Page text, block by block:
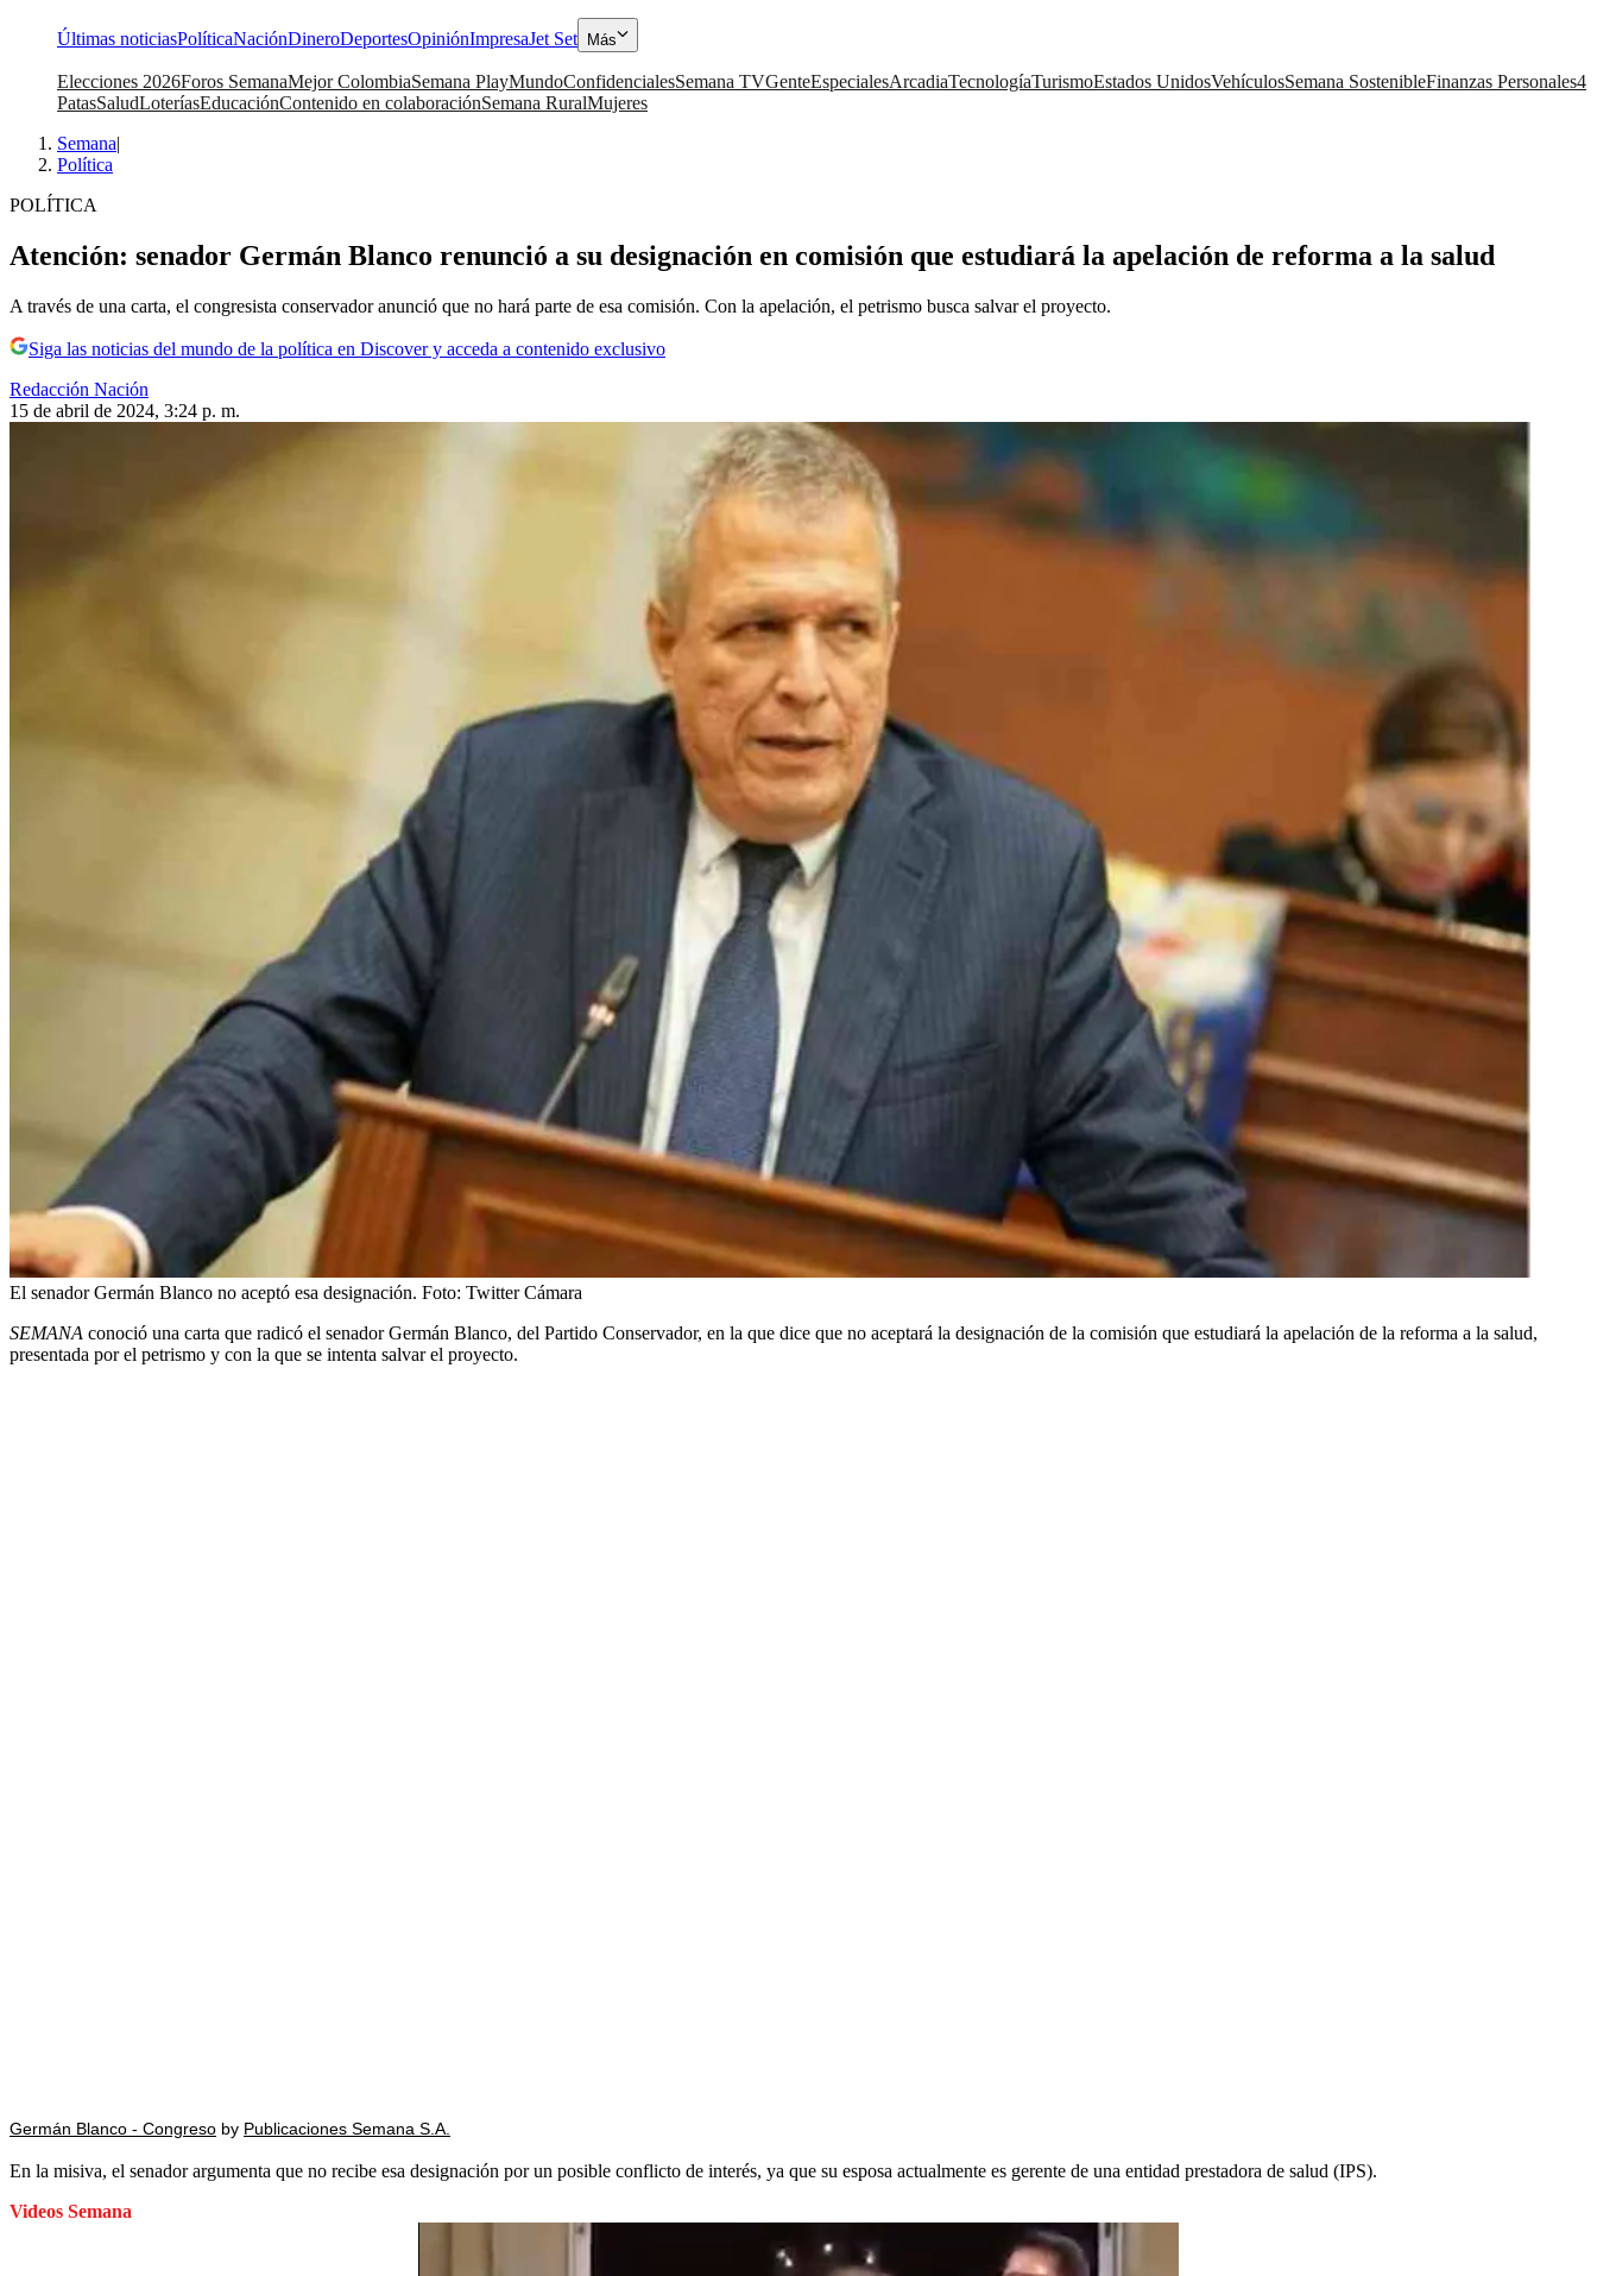
Últimas noticiasPolíticaNaciónDineroDeportesOpiniónImpresaJet Set Más
Elecciones 2026Foros SemanaMejor ColombiaSemana PlayMundoConfidencialesSemana TVGenteEspecialesArcadiaTecnologíaTurismoEstados UnidosVehículosSemana SostenibleFinanzas Personales4
PatasSaludLoteríasEducaciónContenido en colaboraciónSemana RuralMujeres
Semana|
Política
POLÍTICA
Atención: senador Germán Blanco renunció a su designación en comisión que estudiará la apelación de reforma a la salud
A través de una carta, el congresista conservador anunció que no hará parte de esa comisión. Con la apelación, el petrismo busca salvar el proyecto.
Siga las noticias del mundo de la política en Discover y acceda a contenido exclusivo
Redacción Nación
15 de abril de 2024, 3:24 p. m.
El senador Germán Blanco no aceptó esa designación. Foto: Twitter Cámara
SEMANA conoció una carta que radicó el senador Germán Blanco, del Partido Conservador, en la que dice que no aceptará la designación de la comisión que estudiará la apelación de la reforma a la salud,
presentada por el petrismo y con la que se intenta salvar el proyecto.
Germán Blanco - Congreso by Publicaciones Semana S.A.
En la misiva, el senador argumenta que no recibe esa designación por un posible conflicto de interés, ya que su esposa actualmente es gerente de una entidad prestadora de salud (IPS).
Videos Semana